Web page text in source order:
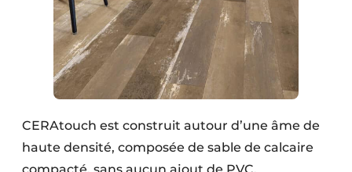
CERAtouch est construit autour d’une âme de
haute densité, composée de sable de calcaire
compacté, sans aucun ajout de PVC.